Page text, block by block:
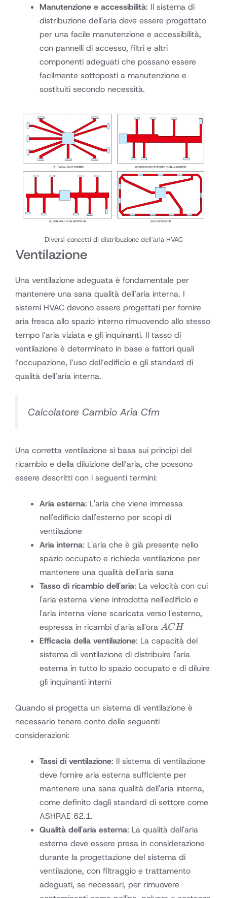
Manutenzione e accessibilità: Il sistema di
distribuzione dell'aria deve essere progettato
per una facile manutenzione e accessibilità,
con pannelli di accesso, filtri e altri
componenti adeguati che possano essere
facilmente sottoposti a manutenzione e
sostituiti secondo necessità.
Diversi concetti di distribuzione dell'aria HVAC
Ventilazione
Una ventilazione adeguata è fondamentale per
mantenere una sana qualità dell’aria interna. I
sistemi HVAC devono essere progettati per fornire
aria fresca allo spazio interno rimuovendo allo stesso
tempo l’aria viziata e gli inquinanti. Il tasso di
ventilazione è determinato in base a fattori quali
l’occupazione, l’uso dell’edificio e gli standard di
qualità dell’aria interna.
Calcolatore Cambio Aria Cfm
Una corretta ventilazione si basa sui principi del
ricambio e della diluizione dell’aria, che possono
essere descritti con i seguenti termini:
Aria esterna: L'aria che viene immessa
nell'edificio dall'esterno per scopi di
ventilazione
Aria interna: L'aria che è già presente nello
spazio occupato e richiede ventilazione per
mantenere una qualità dell'aria sana
Tasso di ricambio dell'aria: La velocità con cui
l'aria esterna viene introdotta nell'edificio e
l'aria interna viene scaricata verso l'esterno,
espressa in ricambi d'aria all'ora ACH
ACH
Efficacia della ventilazione: La capacità del
sistema di ventilazione di distribuire l'aria
esterna in tutto lo spazio occupato e di diluire
gli inquinanti interni
Quando si progetta un sistema di ventilazione è
necessario tenere conto delle seguenti
considerazioni:
Tassi di ventilazione: Il sistema di ventilazione
deve fornire aria esterna sufficiente per
mantenere una sana qualità dell'aria interna,
come definito dagli standard di settore come
ASHRAE 62.1.
Qualità dell'aria esterna: La qualità dell'aria
esterna deve essere presa in considerazione
durante la progettazione del sistema di
ventilazione, con filtraggio e trattamento
adeguati, se necessari, per rimuovere